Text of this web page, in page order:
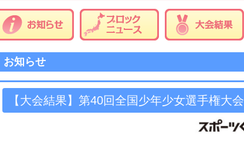
お知らせ
【大会結果】第40回全国少年少女選手権大会